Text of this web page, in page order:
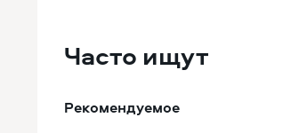
Часто ищут
Рекомендуемое